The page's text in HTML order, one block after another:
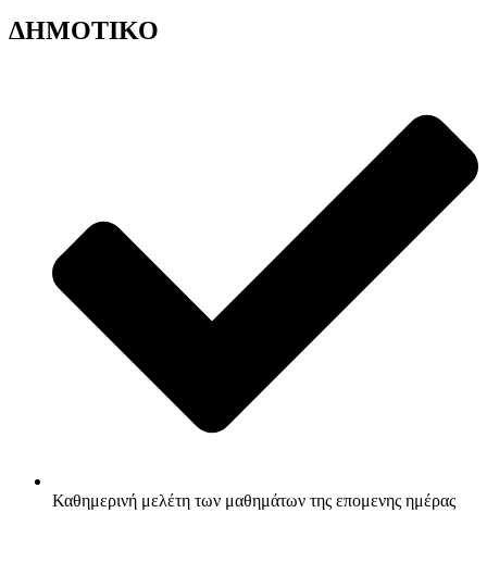
ΔΗΜΟΤΙΚΟ
Καθημερινή μελέτη των μαθημάτων της επομενης ημέρας